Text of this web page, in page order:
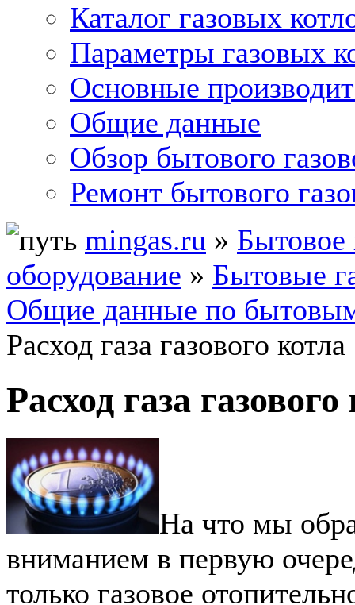
Каталог газовых
Параметры газовых
Основные
Общие данные
Обзор бытового
Ремонт бытового
mingas.ru » Бытовое
оборудование » Бытовые
Общие данные по
Расход газа газового котла
Расход газа газового
На что мы
вниманием в первую
только газовое